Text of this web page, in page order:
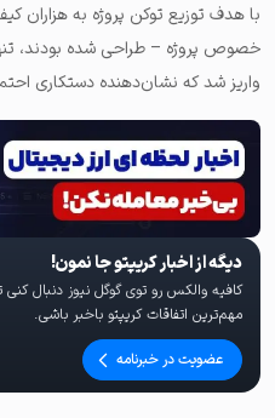
با هدف توزیع توکن‌ پروژه به هزاران
خصوص پروژه – طراحی شده بودند،
واریز شد که نشان‌دهنده دستکاری
دیگه از اخبار کریپتو جا نمون!
کافیه والکس رو توی گوگل نیوز دنبال
مهم‌ترین اتفاقات کریپتو باخبر باشی.
عضویت در خبرنامه